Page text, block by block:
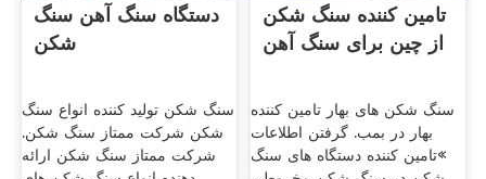
دستگاه سنگ آهن سنگ
شکن
سنگ شکن تولید کننده انواع سنگ
شکن شرکت ممتاز سنگ شکن.
شرکت ممتاز سنگ شکن ارائه
تامین کننده سنگ شکن
از چین برای سنگ آهن
سنگ شکن های بهار تامین کننده
بهار در بمب. گرفتن اطلاعات
»تامین کننده دستگاه های سنگ